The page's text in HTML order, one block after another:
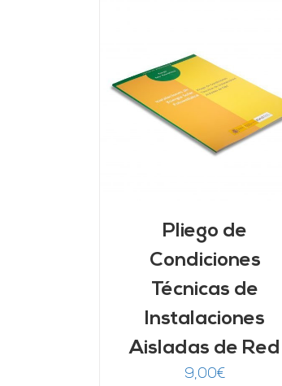
Pliego de
Condiciones
Técnicas de
Instalaciones
Aisladas de Red
9,00€
AÑADIR AL CARRITO
DETALLES